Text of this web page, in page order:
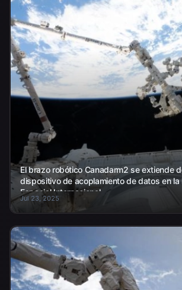
El brazo robótico Canadarm2 se extiende
dispositivo de acoplamiento de datos en la
Espacial Internacional.
Jul 23, 2025